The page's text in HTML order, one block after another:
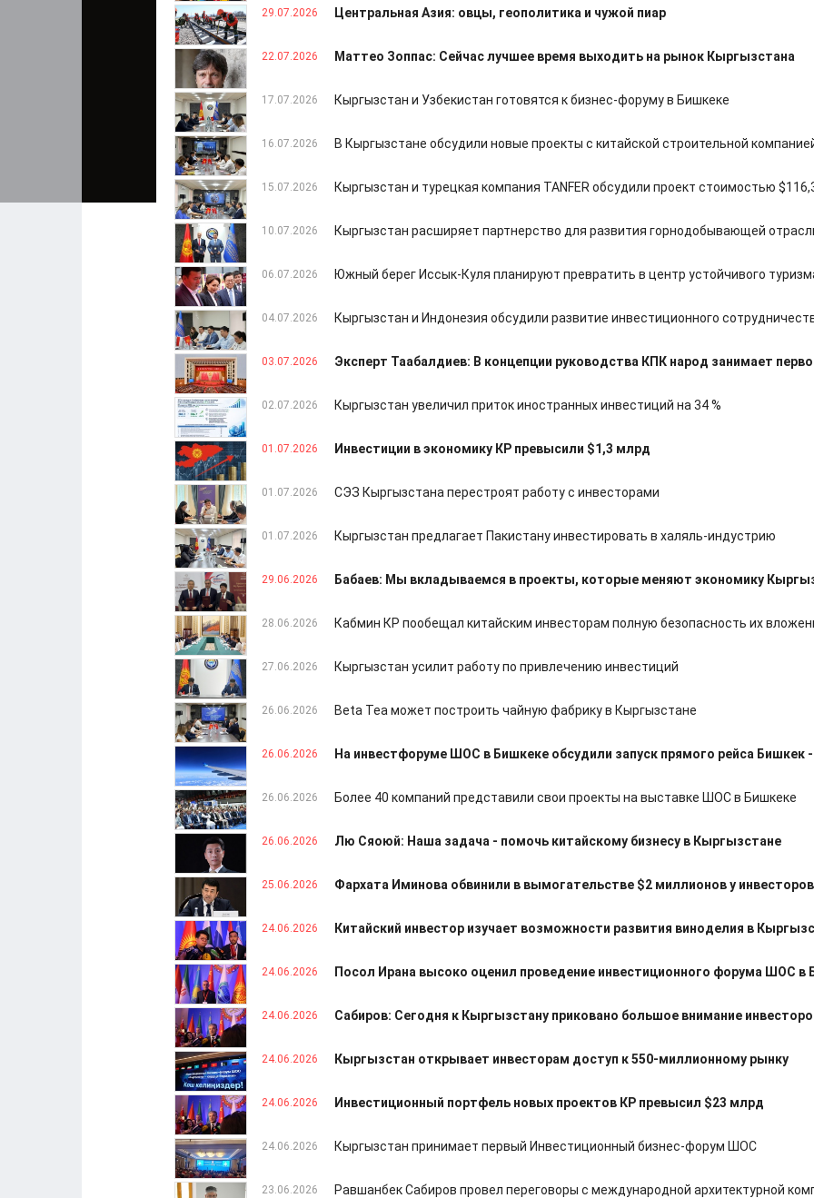
29.07.2026 Центральная Азия: овцы, геополитика и чужой пиар
22.07.2026 Маттео Зоппас: Сейчас лучшее время выходить на рынок Кыргызстана
17.07.2026 Кыргызстан и Узбекистан готовятся к бизнес-форуму в Бишкеке
16.07.2026 В Кыргызстане обсудили новые проекты с китайской строительной
15.07.2026 Кыргызстан и турецкая компания TANFER обсудили проект стоимостью
10.07.2026 Кыргызстан расширяет партнерство для развития горнодобывающей
06.07.2026 Южный берег Иссык-Куля планируют превратить в центр устойчивого
04.07.2026 Кыргызстан и Индонезия обсудили развитие инвестиционного
03.07.2026 Эксперт Таабалдиев: В концепции руководства КПК народ занимает
02.07.2026 Кыргызстан увеличил приток иностранных инвестиций на 34 %
01.07.2026 Инвестиции в экономику КР превысили $1,3 млрд
01.07.2026 СЭЗ Кыргызстана перестроят работу с инвесторами
01.07.2026 Кыргызстан предлагает Пакистану инвестировать в халяль-индустрию
29.06.2026 Бабаев: Мы вкладываемся в проекты, которые меняют экономику
28.06.2026 Кабмин КР пообещал китайским инвесторам полную безопасность их
27.06.2026 Кыргызстан усилит работу по привлечению инвестиций
26.06.2026 Beta Tea может построить чайную фабрику в Кыргызстане
26.06.2026 На инвестфоруме ШОС в Бишкеке обсудили запуск прямого рейса Бишкек
26.06.2026 Более 40 компаний представили свои проекты на выставке ШОС в Бишкеке
26.06.2026 Лю Сяоюй: Наша задача - помочь китайскому бизнесу в Кыргызстане
25.06.2026 Фархата Иминова обвинили в вымогательстве $2 миллионов у инвесторов
24.06.2026 Китайский инвестор изучает возможности развития виноделия в
24.06.2026 Посол Ирана высоко оценил проведение инвестиционного форума ШОС в
24.06.2026 Сабиров: Сегодня к Кыргызстану приковано большое внимание
24.06.2026 Кыргызстан открывает инвесторам доступ к 550-миллионному рынку
24.06.2026 Инвестиционный портфель новых проектов КР превысил $23 млрд
24.06.2026 Кыргызстан принимает первый Инвестиционный бизнес-форум ШОС
23.06.2026 Равшанбек Сабиров провел переговоры с международной архитектурной